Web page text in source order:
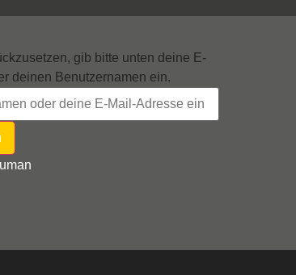
gib bitte unten deine E-
deinen Benutzernamen ein.